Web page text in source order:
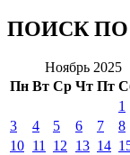
ПОИСК ПО
Ноябрь 2025
Пн Вт Ср Чт Пт
1
3
4 5 6 7 8
10 11 12 13 14